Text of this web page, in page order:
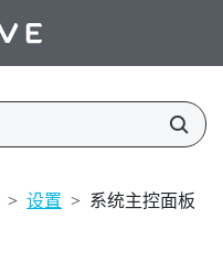
> 设置 > 系统主控面板